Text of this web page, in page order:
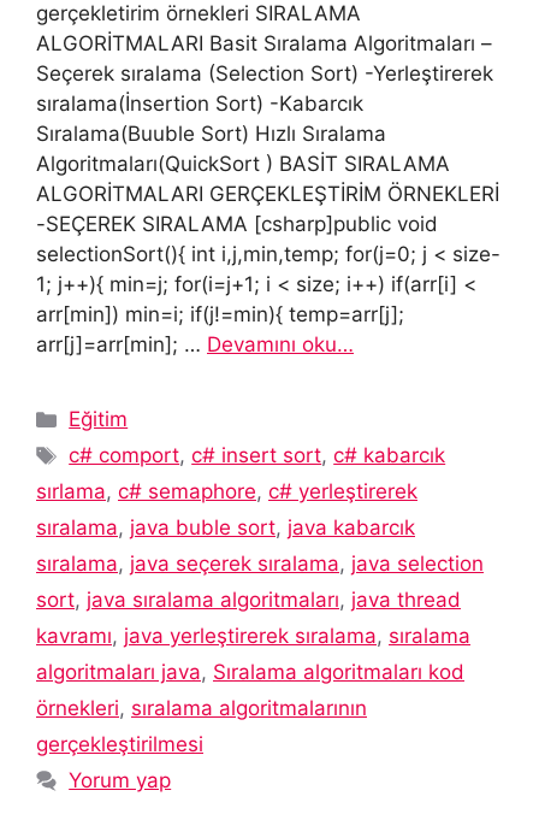
gerçekletirim örnekleri SIRALAMA
ALGORİTMALARI Basit Sıralama Algoritmaları –
Seçerek sıralama (Selection Sort) -Yerleştirerek
sıralama(İnsertion Sort) -Kabarcık
Sıralama(Buuble Sort) Hızlı Sıralama
Algoritmaları(QuickSort ) BASİT SIRALAMA
ALGORİTMALARI GERÇEKLEŞTİRİM ÖRNEKLERİ
-SEÇEREK SIRALAMA [csharp]public void
selectionSort(){ int i,j,min,temp; for(j=0; j < size-
1; j++){ min=j; for(i=j+1; i < size; i++) if(arr[i] <
arr[min]) min=i; if(j!=min){ temp=arr[j];
arr[j]=arr[min]; … Devamını oku…
Kategoriler
Eğitim
Etiketler
c# comport,c# insert sort,c# kabarcık
sırlama, c# semaphore, c# yerleştirerek
sıralama, java buble sort, java kabarcık
sıralama, java seçerek sıralama, java selection
sort, java sıralama algoritmaları, java thread
kavramı, java yerleştirerek sıralama, sıralama
algoritmaları java, Sıralama algoritmaları kod
örnekleri, sıralama algoritmalarının
gerçekleştirilmesi
Yorum yap